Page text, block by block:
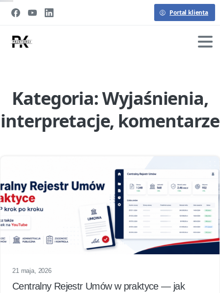
Portal klienta
Kategoria:Wyjaśnienia,
interpretacje, komentarze
21 maja, 2026
Centralny Rejestr Umów w praktyce — jak